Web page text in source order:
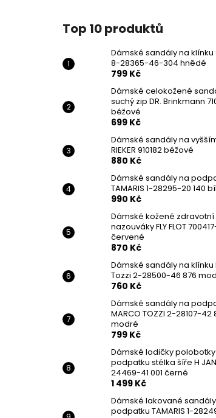
Top 10 produktů
Dámské sandály na klínku
8-28365-46-304 hnědé
799 Kč
Dámské celokožené
suchý zip DR. Brinkmann
béžové
699 Kč
Dámské sandály na
RIEKER 910182 béžové
880 Kč
Dámské sandály na
TAMARIS 1-28295-20 140
990 Kč
Dámské kožené zdravotní
nazouváky FLY FLOT
červené
870 Kč
Dámské sandály na klínku
Tozzi 2-28500-46 876
760 Kč
Dámské sandály na
MARCO TOZZI 2-28107-42
modré
799 Kč
Dámské lodičky
podpatku stélka šíře H
24469-41 001 černé
1 499 Kč
Dámské lakované
podpatku TAMARIS 1-